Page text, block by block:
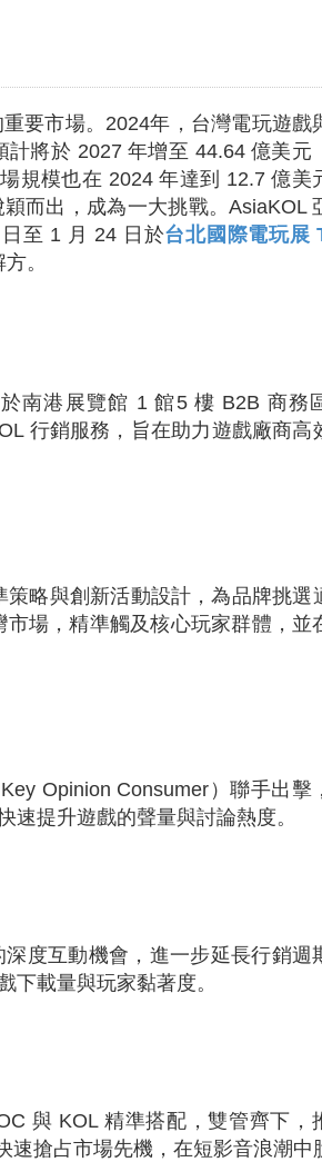
要市場。2024年，台灣電玩遊戲
將於 2027 年增至 44.64 億美元
規模也在 2024 年達到 12.7 億美
而出，成為一大挑戰。AsiaKOL
至 1 月 24 日於台北國際電玩展
。
南港展覽館 1 館5 樓 B2B 商務
行銷服務，旨在助力遊戲廠商高
略與創新活動設計，為品牌挑選
場，精準觸及核心玩家群體，並
Opinion Consumer）聯手出擊
提升遊戲的聲量與討論熱度。
度互動機會，進一步延長行銷週
下載量與玩家黏著度。
與 KOL 精準搭配，雙管齊下，
速搶占市場先機，在短影音浪潮中